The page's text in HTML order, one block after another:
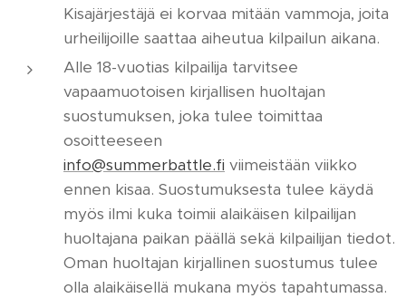
Kisajärjestäjä ei korvaa mitään vammoja, joita
urheilijoille saattaa aiheutua kilpailun aikana.
Alle 18-vuotias kilpailija tarvitsee
vapaamuotoisen kirjallisen huoltajan
suostumuksen, joka tulee toimittaa
osoitteeseen
info@summerbattle.fi viimeistään viikko
ennen kisaa. Suostumuksesta tulee käydä
myös ilmi kuka toimii alaikäisen kilpailijan
huoltajana paikan päällä sekä kilpailijan tiedot.
Oman huoltajan kirjallinen suostumus tulee
olla alaikäisellä mukana myös tapahtumassa.